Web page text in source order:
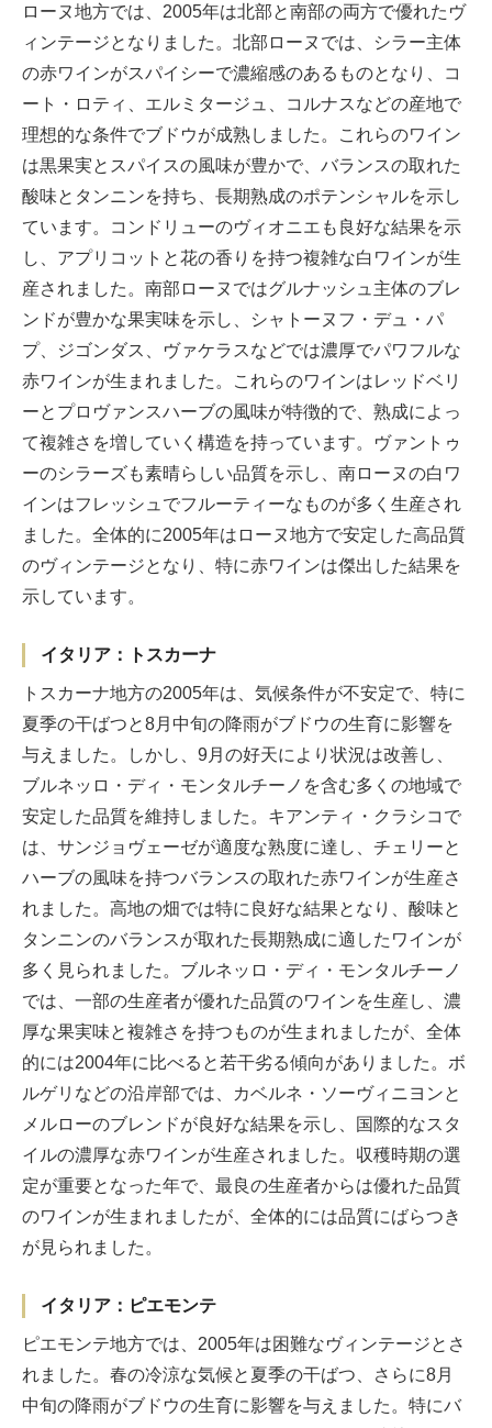
ローヌ地方では、2005年は北部と南部の両方で優れたヴ
ィンテージとなりました。北部ローヌでは、シラー主体
の赤ワインがスパイシーで濃縮感のあるものとなり、コ
ート・ロティ、エルミタージュ、コルナスなどの産地で
理想的な条件でブドウが成熟しました。これらのワイン
は黒果実とスパイスの風味が豊かで、バランスの取れた
酸味とタンニンを持ち、長期熟成のポテンシャルを示し
ています。コンドリューのヴィオニエも良好な結果を示
し、アプリコットと花の香りを持つ複雑な白ワインが生
産されました。南部ローヌではグルナッシュ主体のブレ
ンドが豊かな果実味を示し、シャトーヌフ・デュ・パ
プ、ジゴンダス、ヴァケラスなどでは濃厚でパワフルな
赤ワインが生まれました。これらのワインはレッドベリ
ーとプロヴァンスハーブの風味が特徴的で、熟成によっ
て複雑さを増していく構造を持っています。ヴァントゥ
ーのシラーズも素晴らしい品質を示し、南ローヌの白ワ
インはフレッシュでフルーティーなものが多く生産され
ました。全体的に2005年はローヌ地方で安定した高品質
のヴィンテージとなり、特に赤ワインは傑出した結果を
示しています。
イタリア：トスカーナ
トスカーナ地方の2005年は、気候条件が不安定で、特に
夏季の干ばつと8月中旬の降雨がブドウの生育に影響を
与えました。しかし、9月の好天により状況は改善し、
ブルネッロ・ディ・モンタルチーノを含む多くの地域で
安定した品質を維持しました。キアンティ・クラシコで
は、サンジョヴェーゼが適度な熟度に達し、チェリーと
ハーブの風味を持つバランスの取れた赤ワインが生産さ
れました。高地の畑では特に良好な結果となり、酸味と
タンニンのバランスが取れた長期熟成に適したワインが
多く見られました。ブルネッロ・ディ・モンタルチーノ
では、一部の生産者が優れた品質のワインを生産し、濃
厚な果実味と複雑さを持つものが生まれましたが、全体
的には2004年に比べると若干劣る傾向がありました。ボ
ルゲリなどの沿岸部では、カベルネ・ソーヴィニヨンと
メルローのブレンドが良好な結果を示し、国際的なスタ
イルの濃厚な赤ワインが生産されました。収穫時期の選
定が重要となった年で、最良の生産者からは優れた品質
のワインが生まれましたが、全体的には品質にばらつき
が見られました。
イタリア：ピエモンテ
ピエモンテ地方では、2005年は困難なヴィンテージとさ
れました。春の冷涼な気候と夏季の干ばつ、さらに8月
中旬の降雨がブドウの生育に影響を与えました。特にバ